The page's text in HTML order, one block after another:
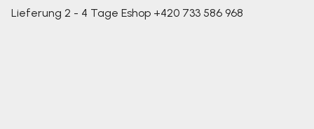
Lieferung 2 - 4 Tage Eshop +420 733 586 968